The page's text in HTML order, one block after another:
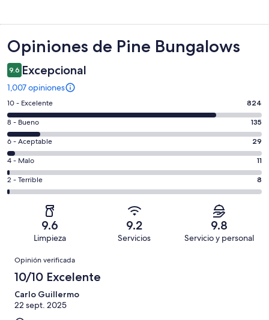
Opiniones
Opiniones de Pine Bungalows
9.6 Excepcional
1,007 opiniones
Puntuación
de
10,
es
decir,
Excelente.
Basada
en
opiniones
10 - Excelente 824
Puntuación
de
8,
es
decir,
Bueno.
opiniones
8 - Bueno 135
Puntuación
de
6,
es
decir,
Aceptable.
de
1007
opiniones
6 - Aceptable 29
Puntuación
de
4,
Basada
de
opiniones
4 - Malo 11
Puntuación
de
Terrible.
Basada
de
1007
2 - Terrible 8
9.6
Limpieza
9.2
Servicios
9.8
Servicio y personal
Opiniones
Opinión verificada
10/10 Excelente
Carlo Guillermo
22 sept. 2025